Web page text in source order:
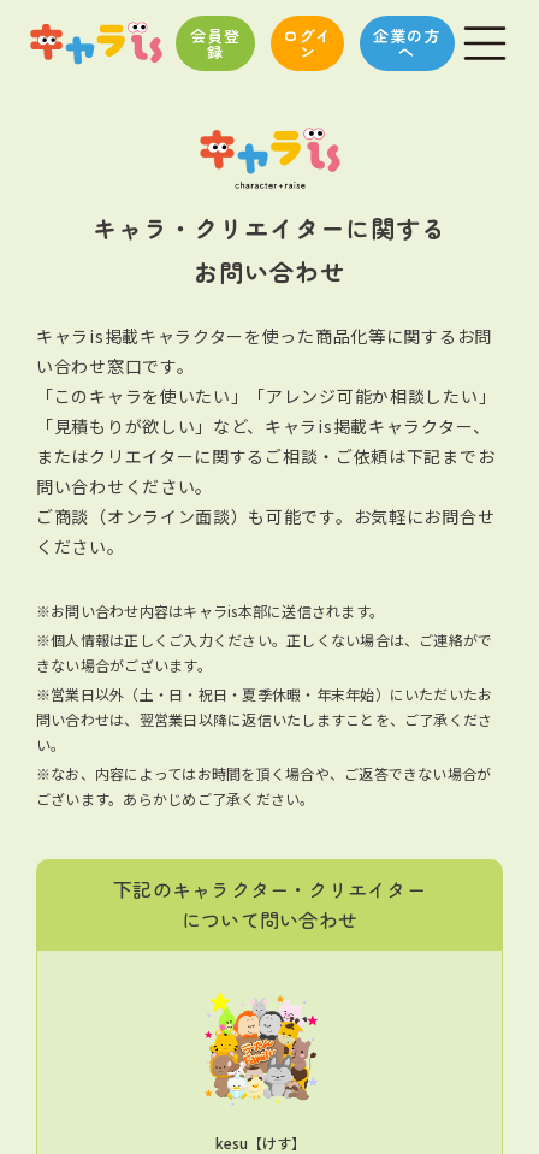
会員登
録
ログイ
ン
企業の方
へ
キャラ・クリエイターに関する
お問い合わせ
キャラis掲載キャラクターを使った商品化等に関するお問
い合わせ窓口です。
「このキャラを使いたい」「アレンジ可能か相談したい」
「見積もりが欲しい」など、キャラis掲載キャラクター、
またはクリエイターに関する ご相談・ご依頼は下記までお
問い合わせください。
ご商談（オンライン面談）も可能です。お気軽にお問合せ
ください。
※お問い合わせ内容はキャラis本部に送信されます。
※個人情報は正しくご入力ください。正しくない場合は、ご連絡がで
きない場合がございます。
※営業日以外（土・日・祝日・夏季休暇・年末年始）にいただいたお
問い合わせは、翌営業日以降に返信いたしますことを、ご了承くださ
い。
※なお、内容によってはお時間を頂く場合や、ご返答できない場合が
ございます。あらかじめご了承ください。
下記のキャラクター・クリエイター
について問い合わせ
kesu【けす】